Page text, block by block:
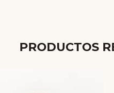
PRODUCTOS